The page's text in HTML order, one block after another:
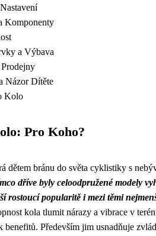
Komponenty
a Výbava
Názor Dítěte
Kolo
Pro Koho?
dětem bránu do světa cyklistiky s
dříve byly celoodpružené modely
rostoucí popularitě i mezi těmi
kola tlumit nárazy a vibrace v
benefitů. Především jim usnadňuje